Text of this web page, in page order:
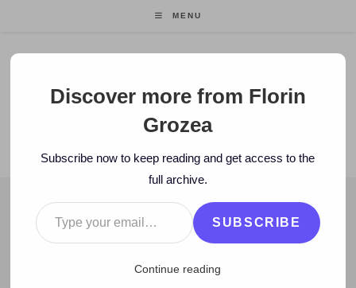
MENU
Florin Grozea
ENTREPRENEUR. FOUNDER/CEO MOCAPP.
BLOG
2008 > January > 20 > www Majorii susțin Amazon în dauna
Discover more from Florin
Grozea
Subscribe now to keep reading and get access to the
full archive.
Type your email…
SUBSCRIBE
Continue reading